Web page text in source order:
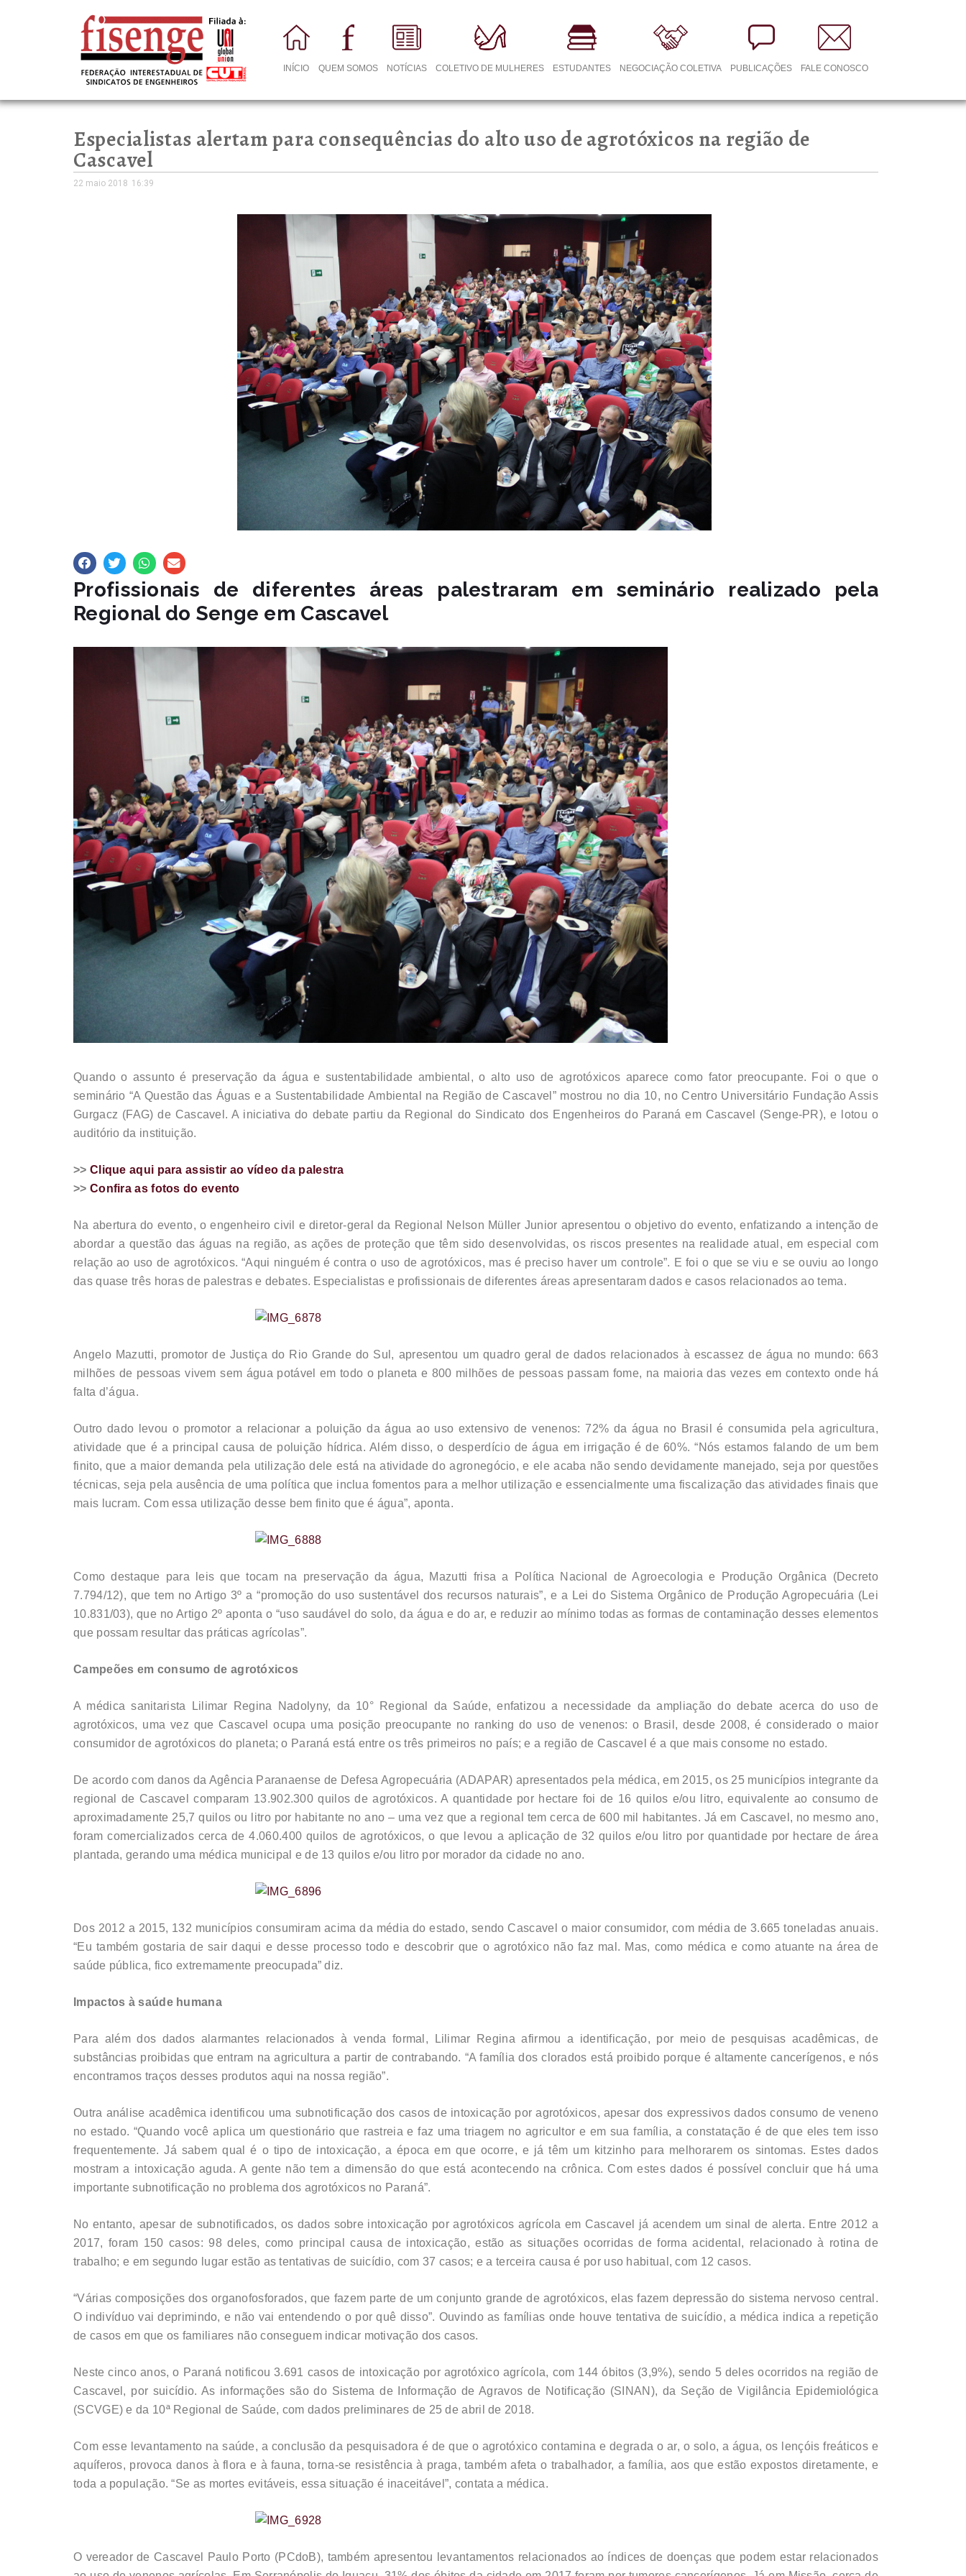
INÍCIO QUEM SOMOS NOTÍCIAS COLETIVO DE MULHERES ESTUDANTES NEGOCIAÇÃO COLETIVA PUBLICAÇÕES FALE CONOSCO
Especialistas alertam para consequências do alto uso de agrotóxicos na região de
Cascavel
22 maio 2018 16:39
Profissionais de diferentes áreas palestraram em seminário realizado pela
Regional do Senge em Cascavel
Quando o assunto é preservação da água e sustentabilidade ambiental, o alto uso de agrotóxicos aparece como fator preocupante. Foi o que o
seminário “A Questão das Águas e a Sustentabilidade Ambiental na Região de Cascavel” mostrou no dia 10, no Centro Universitário Fundação Assis
Gurgacz (FAG) de Cascavel. A iniciativa do debate partiu da Regional do Sindicato dos Engenheiros do Paraná em Cascavel (Senge-PR), e lotou o
auditório da instituição.
>> Clique aqui para assistir ao vídeo da palestra
>> Confira as fotos do evento
Na abertura do evento, o engenheiro civil e diretor-geral da Regional Nelson Müller Junior apresentou o objetivo do evento, enfatizando a intenção de
abordar a questão das águas na região, as ações de proteção que têm sido desenvolvidas, os riscos presentes na realidade atual, em especial com
relação ao uso de agrotóxicos. “Aqui ninguém é contra o uso de agrotóxicos, mas é preciso haver um controle”. E foi o que se viu e se ouviu ao longo
das quase três horas de palestras e debates. Especialistas e profissionais de diferentes áreas apresentaram dados e casos relacionados ao tema.
Angelo Mazutti, promotor de Justiça do Rio Grande do Sul, apresentou um quadro geral de dados relacionados à escassez de água no mundo: 663
milhões de pessoas vivem sem água potável em todo o planeta e 800 milhões de pessoas passam fome, na maioria das vezes em contexto onde há
falta d’água.
Outro dado levou o promotor a relacionar a poluição da água ao uso extensivo de venenos: 72% da água no Brasil é consumida pela agricultura,
atividade que é a principal causa de poluição hídrica. Além disso, o desperdício de água em irrigação é de 60%. “Nós estamos falando de um bem
finito, que a maior demanda pela utilização dele está na atividade do agronegócio, e ele acaba não sendo devidamente manejado, seja por questões
técnicas, seja pela ausência de uma política que inclua fomentos para a melhor utilização e essencialmente uma fiscalização das atividades finais que
mais lucram. Com essa utilização desse bem finito que é água”, aponta.
Como destaque para leis que tocam na preservação da água, Mazutti frisa a Política Nacional de Agroecologia e Produção Orgânica (Decreto
7.794/12), que tem no Artigo 3º a “promoção do uso sustentável dos recursos naturais”, e a Lei do Sistema Orgânico de Produção Agropecuária (Lei
10.831/03), que no Artigo 2º aponta o “uso saudável do solo, da água e do ar, e reduzir ao mínimo todas as formas de contaminação desses elementos
que possam resultar das práticas agrícolas”.
Campeões em consumo de agrotóxicos
A médica sanitarista Lilimar Regina Nadolyny, da 10° Regional da Saúde, enfatizou a necessidade da ampliação do debate acerca do uso de
agrotóxicos, uma vez que Cascavel ocupa uma posição preocupante no ranking do uso de venenos: o Brasil, desde 2008, é considerado o maior
consumidor de agrotóxicos do planeta; o Paraná está entre os três primeiros no país; e a região de Cascavel é a que mais consome no estado.
De acordo com danos da Agência Paranaense de Defesa Agropecuária (ADAPAR) apresentados pela médica, em 2015, os 25 municípios integrante da
regional de Cascavel comparam 13.902.300 quilos de agrotóxicos. A quantidade por hectare foi de 16 quilos e/ou litro, equivalente ao consumo de
aproximadamente 25,7 quilos ou litro por habitante no ano – uma vez que a regional tem cerca de 600 mil habitantes. Já em Cascavel, no mesmo ano,
foram comercializados cerca de 4.060.400 quilos de agrotóxicos, o que levou a aplicação de 32 quilos e/ou litro por quantidade por hectare de área
plantada, gerando uma médica municipal e de 13 quilos e/ou litro por morador da cidade no ano.
Dos 2012 a 2015, 132 municípios consumiram acima da média do estado, sendo Cascavel o maior consumidor, com média de 3.665 toneladas anuais.
“Eu também gostaria de sair daqui e desse processo todo e descobrir que o agrotóxico não faz mal. Mas, como médica e como atuante na área de
saúde pública, fico extremamente preocupada” diz.
Impactos à saúde humana
Para além dos dados alarmantes relacionados à venda formal, Lilimar Regina afirmou a identificação, por meio de pesquisas acadêmicas, de
substâncias proibidas que entram na agricultura a partir de contrabando. “A família dos clorados está proibido porque é altamente cancerígenos, e nós
encontramos traços desses produtos aqui na nossa região”.
Outra análise acadêmica identificou uma subnotificação dos casos de intoxicação por agrotóxicos, apesar dos expressivos dados consumo de veneno
no estado. “Quando você aplica um questionário que rastreia e faz uma triagem no agricultor e em sua família, a constatação é de que eles tem isso
frequentemente. Já sabem qual é o tipo de intoxicação, a época em que ocorre, e já têm um kitzinho para melhorarem os sintomas. Estes dados
mostram a intoxicação aguda. A gente não tem a dimensão do que está acontecendo na crônica. Com estes dados é possível concluir que há uma
importante subnotificação no problema dos agrotóxicos no Paraná”.
No entanto, apesar de subnotificados, os dados sobre intoxicação por agrotóxicos agrícola em Cascavel já acendem um sinal de alerta. Entre 2012 a
2017, foram 150 casos: 98 deles, como principal causa de intoxicação, estão as situações ocorridas de forma acidental, relacionado à rotina de
trabalho; e em segundo lugar estão as tentativas de suicídio, com 37 casos; e a terceira causa é por uso habitual, com 12 casos.
“Várias composições dos organofosforados, que fazem parte de um conjunto grande de agrotóxicos, elas fazem depressão do sistema nervoso central.
O indivíduo vai deprimindo, e não vai entendendo o por quê disso”. Ouvindo as famílias onde houve tentativa de suicídio, a médica indica a repetição
de casos em que os familiares não conseguem indicar motivação dos casos.
Neste cinco anos, o Paraná notificou 3.691 casos de intoxicação por agrotóxico agrícola, com 144 óbitos (3,9%), sendo 5 deles ocorridos na região de
Cascavel, por suicídio. As informações são do Sistema de Informação de Agravos de Notificação (SINAN), da Seção de Vigilância Epidemiológica
(SCVGE) e da 10ª Regional de Saúde, com dados preliminares de 25 de abril de 2018.
Com esse levantamento na saúde, a conclusão da pesquisadora é de que o agrotóxico contamina e degrada o ar, o solo, a água, os lençóis freáticos e
aquíferos, provoca danos à flora e à fauna, torna-se resistência à praga, também afeta o trabalhador, a família, aos que estão expostos diretamente, e
toda a população. “Se as mortes evitáveis, essa situação é inaceitável”, contata a médica.
O vereador de Cascavel Paulo Porto (PCdoB), também apresentou levantamentos relacionados ao índices de doenças que podem estar relacionados